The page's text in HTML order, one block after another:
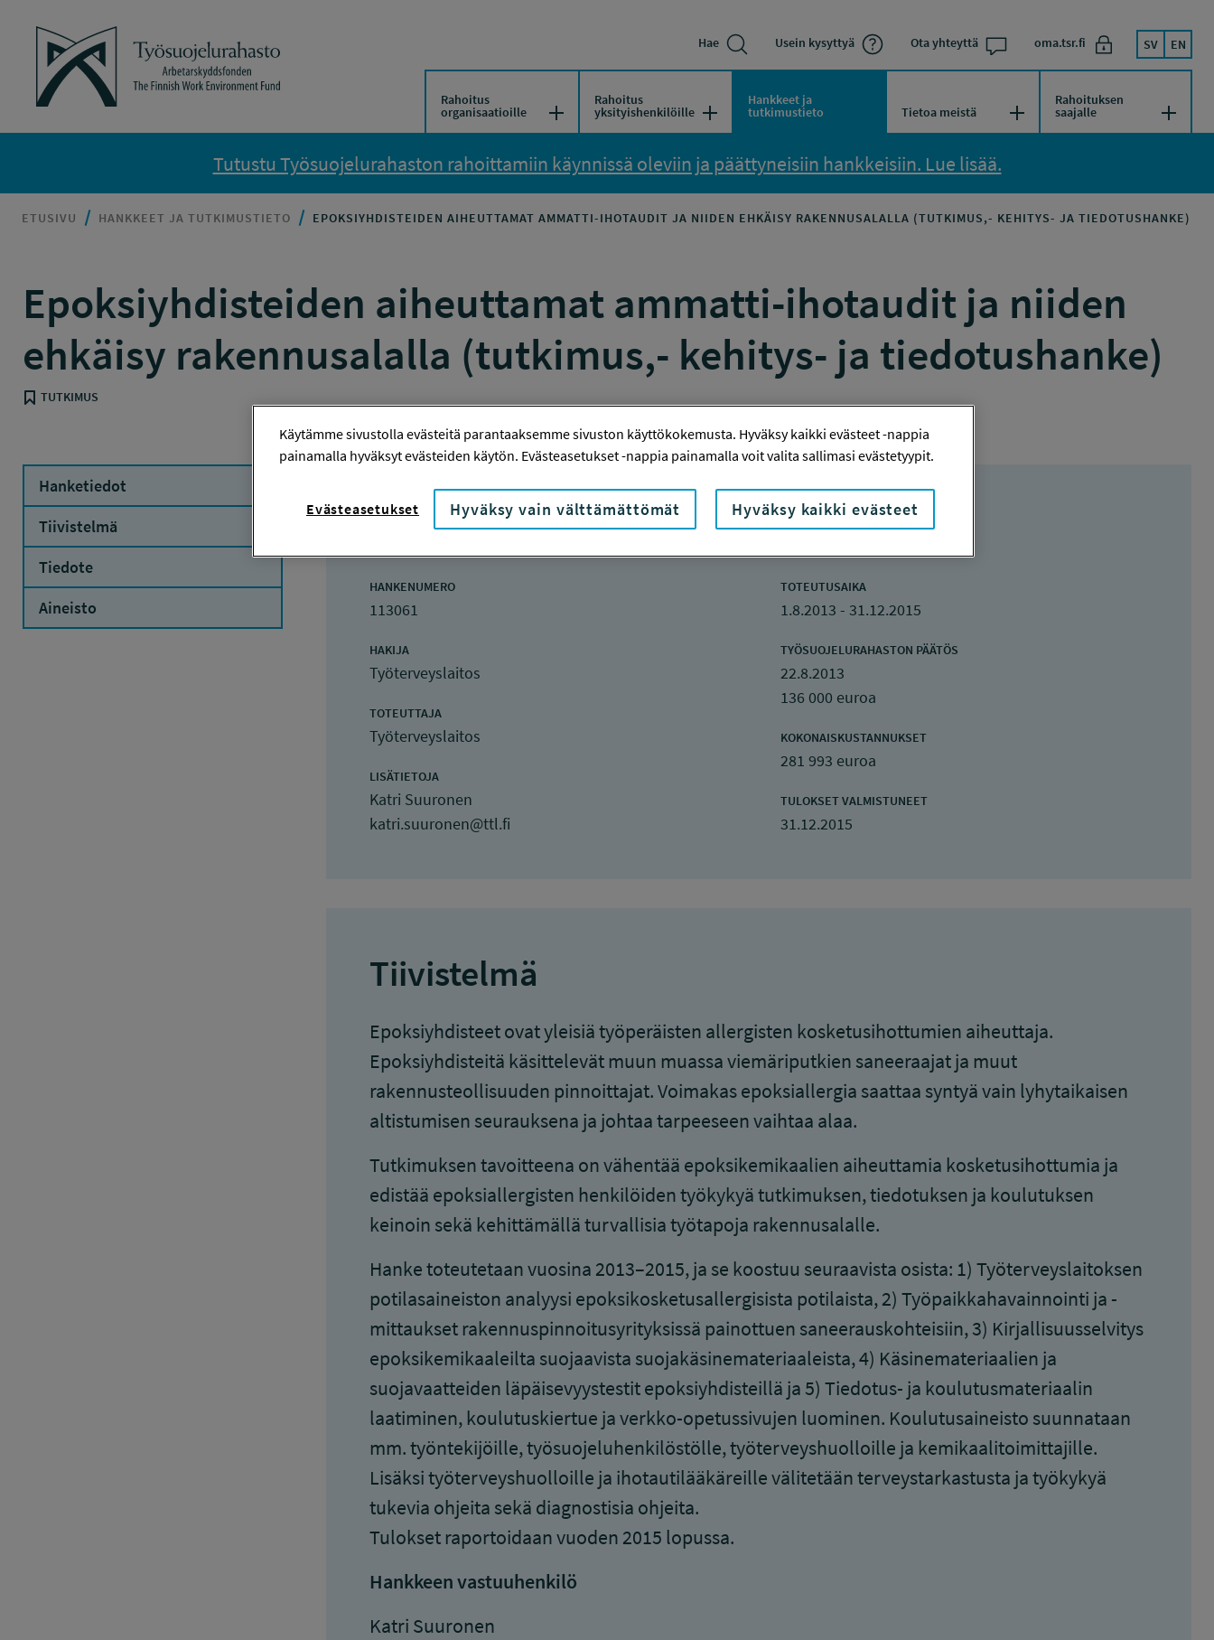
Työsuojelurahasto
Hae Usein kysyttyä Ota yhteyttä oma.tsr.fi SV EN
Rahoitus
organisaatioille Avaa/Sulje valikko
Rahoitus
yksityishenkilöille Avaa/Sulje valikko
Hankkeet ja
tutkimustieto Tietoa meistä Avaa/Sulje valikko
Rahoituksen
saajalle Avaa/
Tutustu Työsuojelurahaston rahoittamiin käynnissä oleviin ja päättyneisiin hankkeisiin. Lue lisää.
ETUSIVU HANKKEET JA TUTKIMUSTIETO EPOKSIYHDISTEIDEN AIHEUTTAMAT AMMATTI-IHOTAUDIT JA NIIDEN EHKÄISY RAKENNUSALALLA (TUTKIMUS,- KEHITYS- JA TIEDOTUSHANKE)
Epoksiyhdisteiden aiheuttamat ammatti-ihotaudit ja niiden
ehkäisy rakennusalalla (tutkimus,- kehitys- ja tiedotushanke)
TUTKIMUS
Hanketiedot
Tiivistelmä
Tiedote
Aineisto
Hanketiedot
HANKENUMERO
113061
HAKIJA
Työterveyslaitos
TOTEUTTAJA
Työterveyslaitos
LISÄTIETOJA
Katri Suuronen
katri.suuronen@ttl.fi
TOTEUTUSAIKA
1.8.2013 - 31.12.2015
TYÖSUOJELURAHASTON PÄÄTÖS
22.8.2013
136 000 euroa
KOKONAISKUSTANNUKSET
281 993 euroa
TULOKSET VALMISTUNEET
31.12.2015
Tiivistelmä
Epoksiyhdisteet ovat yleisiä työperäisten allergisten kosketusihottumien aiheuttaja.
Epoksiyhdisteitä käsittelevät muun muassa viemäriputkien saneeraajat ja muut
rakennusteollisuuden pinnoittajat. Voimakas epoksiallergia saattaa syntyä vain lyhytaikaisen
altistumisen seurauksena ja johtaa tarpeeseen vaihtaa alaa.
Tutkimuksen tavoitteena on vähentää epoksikemikaalien aiheuttamia kosketusihottumia ja
edistää epoksiallergisten henkilöiden työkykyä tutkimuksen, tiedotuksen ja koulutuksen
keinoin sekä kehittämällä turvallisia työtapoja rakennusalalle.
Hanke toteutetaan vuosina 2013–2015, ja se koostuu seuraavista osista: 1) Työterveyslaitoksen
potilasaineiston analyysi epoksikosketusallergisista potilaista, 2) Työpaikkahavainnointi ja -
mittaukset rakennuspinnoitusyrityksissä painottuen saneerauskohteisiin, 3) Kirjallisuusselvitys
epoksikemikaaleilta suojaavista suojakäsinemateriaaleista, 4) Käsinemateriaalien ja
suojavaatteiden läpäisevyystestit epoksiyhdisteillä ja 5) Tiedotus- ja koulutusmateriaalin
laatiminen, koulutuskiertue ja verkko-opetussivujen luominen. Koulutusaineisto suunnataan
mm. työntekijöille, työsuojeluhenkilöstölle, työterveyshuolloille ja kemikaalitoimittajille.
Lisäksi työterveyshuolloille ja ihotautilääkäreille välitetään terveystarkastusta ja työkykyä
tukevia ohjeita sekä diagnostisia ohjeita.
Tulokset raportoidaan vuoden 2015 lopussa.
Hankkeen vastuuhenkilö
Katri Suuronen
Käytämme sivustolla evästeitä parantaaksemme sivuston käyttökokemusta. Hyväksy kaikki evästeet -nappia
painamalla hyväksyt evästeiden käytön. Evästeasetukset -nappia painamalla voit valita sallimasi evästetyypit.
Hyväksy vain välttämättömät Hyväksy kaikki evästeet
Evästeasetukset